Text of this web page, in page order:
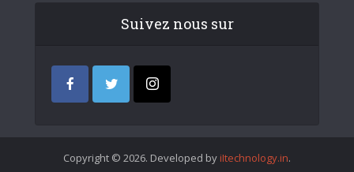
Suivez nous sur
Copyright © 2026. Developed by iItechnology.in.